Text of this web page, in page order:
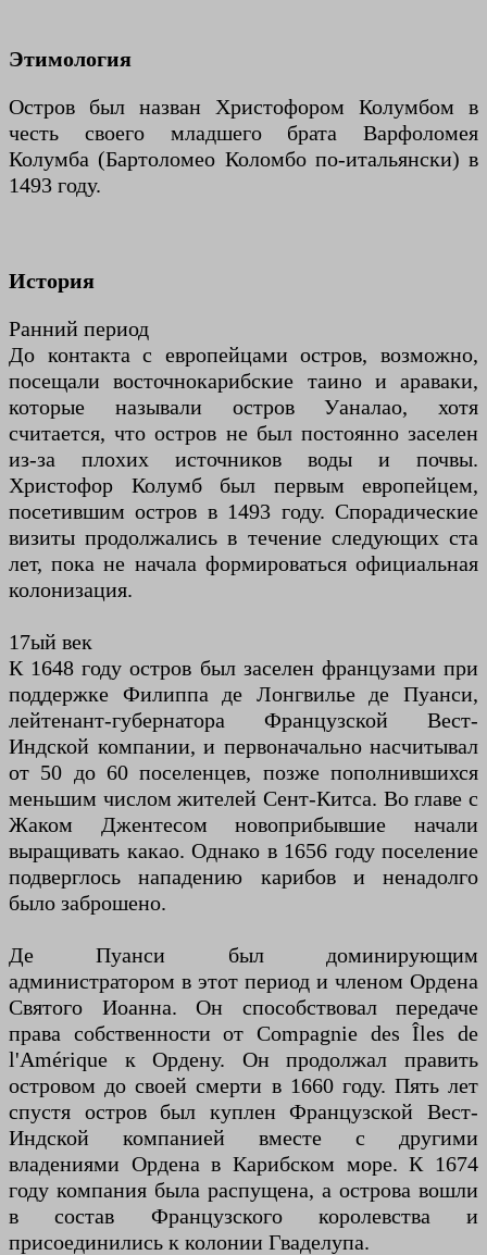
Этимология
Остров был назван Христофором Колумбом в
честь своего младшего брата Варфоломея
Колумба (Бартоломео Коломбо по-итальянски) в
1493 году.
История
Ранний период
До контакта с европейцами остров, возможно,
посещали восточнокарибские таино и араваки,
которые называли остров Уаналао, хотя
считается, что остров не был постоянно заселен
из-за плохих источников воды и почвы.
Христофор Колумб был первым европейцем,
посетившим остров в 1493 году. Спорадические
визиты продолжались в течение следующих ста
лет, пока не начала формироваться официальная
колонизация.
17ый век
К 1648 году остров был заселен французами при
поддержке Филиппа де Лонгвилье де Пуанси,
лейтенант-губернатора Французской Вест-
Индской компании, и первоначально насчитывал
от 50 до 60 поселенцев, позже пополнившихся
меньшим числом жителей Сент-Китса. Во главе с
Жаком Джентесом новоприбывшие начали
выращивать какао. Однако в 1656 году поселение
подверглось нападению карибов и ненадолго
было заброшено.
Де Пуанси был доминирующим
администратором в этот период и членом Ордена
Святого Иоанна. Он способствовал передаче
права собственности от Compagnie des Îles de
l'Amérique к Ордену. Он продолжал править
островом до своей смерти в 1660 году. Пять лет
спустя остров был куплен Французской Вест-
Индской компанией вместе с другими
владениями Ордена в Карибском море. К 1674
году компания была распущена, а острова вошли
в состав Французского королевства и
присоединились к колонии Гваделупа.